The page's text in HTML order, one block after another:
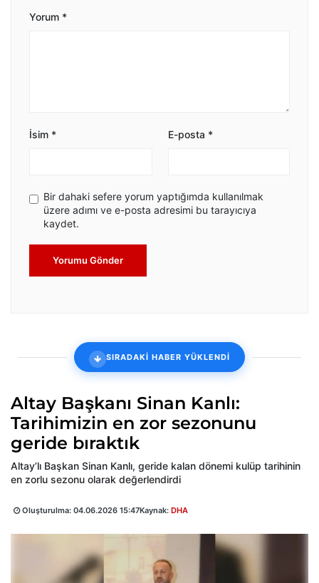
Yorum *
İsim * E-posta *
Bir dahaki sefere yorum yaptığımda kullanılmak
üzere adımı ve e-posta adresimi bu tarayıcıya
kaydet.
Yorumu Gönder
SIRADAKİ HABER YÜKLENDİ
Altay Başkanı Sinan Kanlı:
Tarihimizin en zor sezonunu
geride bıraktık
Altay’lı Başkan Sinan Kanlı, geride kalan dönemi kulüp tarihinin
en zorlu sezonu olarak değerlendirdi
Oluşturulma: 04.06.2026 15:47Kaynak: DHA